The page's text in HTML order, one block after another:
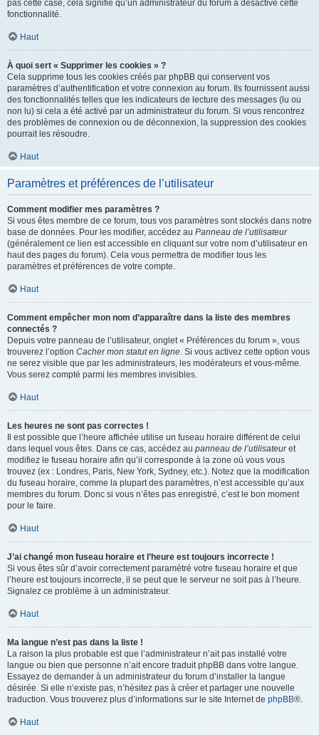
pas cette case, cela signifie qu’un administrateur du forum a désactivé cette
fonctionnalité.
Haut
À quoi sert « Supprimer les cookies » ?
Cela supprime tous les cookies créés par phpBB qui conservent vos
paramètres d’authentification et votre connexion au forum. Ils fournissent aussi
des fonctionnalités telles que les indicateurs de lecture des messages (lu ou
non lu) si cela a été activé par un administrateur du forum. Si vous rencontrez
des problèmes de connexion ou de déconnexion, la suppression des cookies
pourrait les résoudre.
Haut
Paramètres et préférences de l’utilisateur
Comment modifier mes paramètres ?
Si vous êtes membre de ce forum, tous vos paramètres sont stockés dans notre
base de données. Pour les modifier, accédez au Panneau de l’utilisateur
(généralement ce lien est accessible en cliquant sur votre nom d’utilisateur en
haut des pages du forum). Cela vous permettra de modifier tous les
paramètres et préférences de votre compte.
Haut
Comment empêcher mon nom d’apparaître dans la liste des membres
connectés ?
Depuis votre panneau de l’utilisateur, onglet « Préférences du forum », vous
trouverez l’option Cacher mon statut en ligne. Si vous activez cette option vous
ne serez visible que par les administrateurs, les modérateurs et vous-même.
Vous serez compté parmi les membres invisibles.
Haut
Les heures ne sont pas correctes !
Il est possible que l’heure affichée utilise un fuseau horaire différent de celui
dans lequel vous êtes. Dans ce cas, accédez au panneau de l’utilisateuret
modifiez le fuseau horaire afin qu’il corresponde à la zone où vous vous
trouvez (ex : Londres, Paris, New York, Sydney, etc.). Notez que la modification
du fuseau horaire, comme la plupart des paramètres, n’est accessible qu’aux
membres du forum. Donc si vous n’êtes pas enregistré, c’est le bon moment
pour le faire.
Haut
J’ai changé mon fuseau horaire et l’heure est toujours incorrecte !
Si vous êtes sûr d’avoir correctement paramétré votre fuseau horaire et que
l’heure est toujours incorrecte, il se peut que le serveur ne soit pas à l’heure.
Signalez ce problème à un administrateur.
Haut
Ma langue n’est pas dans la liste !
La raison la plus probable est que l’administrateur n’ait pas installé votre
langue ou bien que personne n’ait encore traduit phpBB dans votre langue.
Essayez de demander à un administrateur du forum d’installer la langue
désirée. Si elle n’existe pas, n’hésitez pas à créer et partager une nouvelle
traduction. Vous trouverez plus d’informations sur le site Internet de phpBB®.
Haut